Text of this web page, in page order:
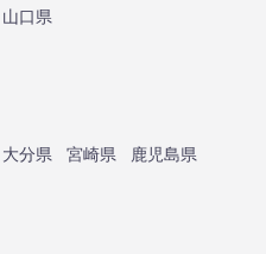
山口県
大分県 宮崎県
鹿児島県